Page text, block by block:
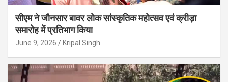
सीएम ने जौनसार बावर लोक सांस्कृतिक महोत्सव एवं क्रीड़ा
समारोह में प्रतिभाग किया
June 9, 2026 Kripal Singh